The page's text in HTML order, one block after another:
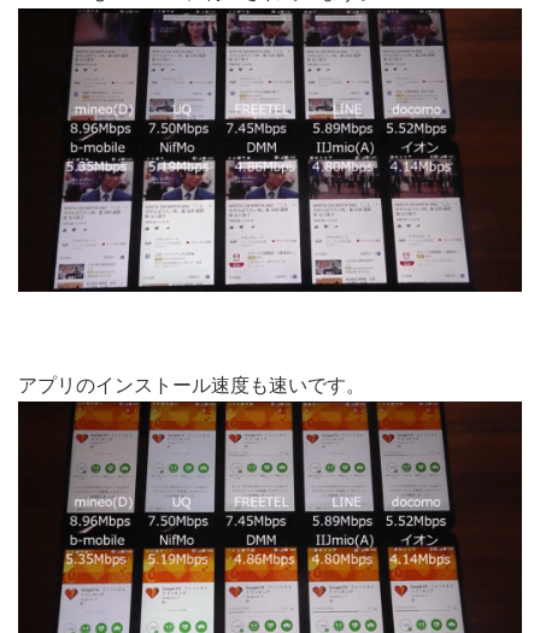
アプリのインストール速度も速いです。